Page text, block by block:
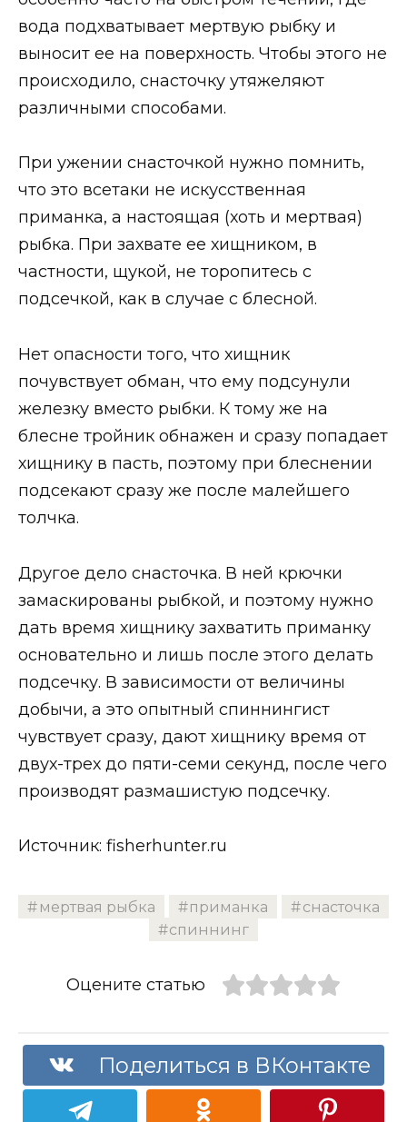
вода подхватывает мертвую рыбку и
выносит ее на поверхность. Чтобы этого не
происходило, снасточку утяжеляют
различными способами.
При ужении снасточкой нужно помнить,
что это всетаки не искусственная
приманка, а настоящая (хоть и мертвая)
рыбка. При захвате ее хищником, в
частности, щукой, не торопитесь с
подсечкой, как в случае с блесной.
Нет опасности того, что хищник
почувствует обман, что ему подсунули
железку вместо рыбки. К тому же на
блесне тройник обнажен и сразу попадает
хищнику в пасть, поэтому при блеснении
подсекают сразу же после малейшего
толчка.
Другое дело снасточка. В ней крючки
замаскированы рыбкой, и поэтому нужно
дать время хищнику захватить приманку
основательно и лишь после этого делать
подсечку. В зависимости от величины
добычи, а это опытный спиннингист
чувствует сразу, дают хищнику время от
двух-трех до пяти-семи секунд, после чего
производят размашистую подсечку.
Источник: fisherhunter.ru
мертвая рыбка приманка
снасточка
спиннинг
Оцените статью
Поделиться в ВКонтакте